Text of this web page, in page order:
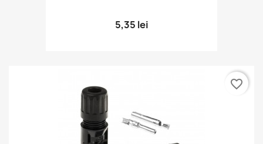
5,35 lei
favorite_border